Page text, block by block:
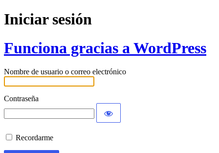
Iniciar sesión
Funciona gracias a WordPress
Nombre de usuario o correo electrónico
Contraseña
Recordarme